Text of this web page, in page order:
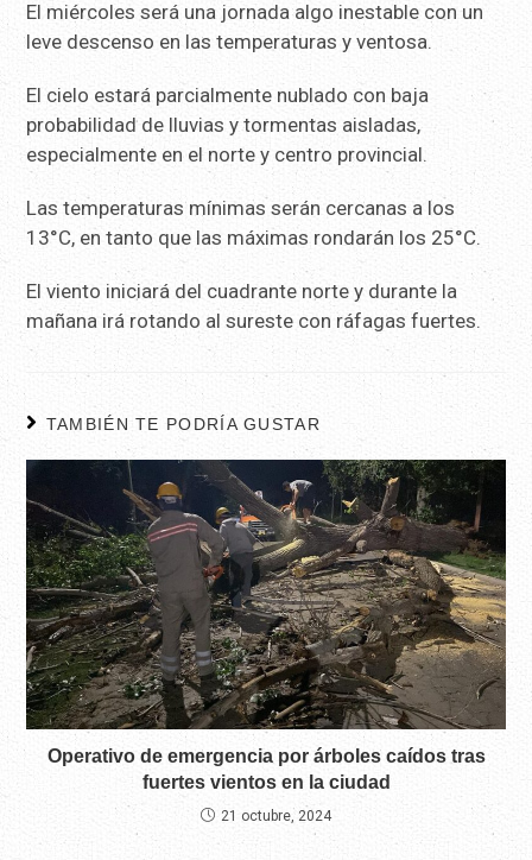
El miércoles será una jornada algo inestable con un
leve descenso en las temperaturas y ventosa.
El cielo estará parcialmente nublado con baja
probabilidad de lluvias y tormentas aisladas,
especialmente en el norte y centro provincial.
Las temperaturas mínimas serán cercanas a los
13°C, en tanto que las máximas rondarán los 25°C.
El viento iniciará del cuadrante norte y durante la
mañana irá rotando al sureste con ráfagas fuertes.
TAMBIÉN TE PODRÍA GUSTAR
Operativo de emergencia por árboles caídos tras
fuertes vientos en la ciudad
21 octubre, 2024